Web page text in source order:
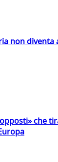
non diventa
che